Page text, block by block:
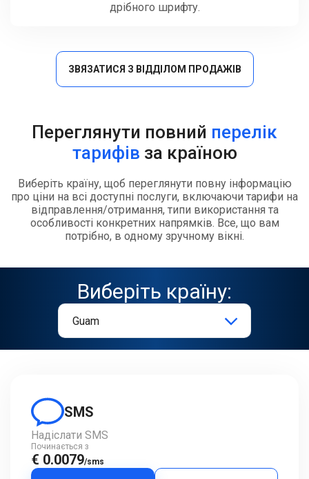
дрібного шрифту.
ЗВЯЗАТИСЯ З ВІДДІЛОМ ПРОДАЖІВ
Переглянути повний перелік
тарифів за країною
Виберіть країну, щоб переглянути повну інформацію
про ціни на всі доступні послуги, включаючи тарифи на
відправлення/отримання, типи використання та
особливості конкретних напрямків. Все, що вам
потрібно, в одному зручному вікні.
Виберіть країну:
SMS
Надіслати SMS
Починається з
€ 0.0079/sms